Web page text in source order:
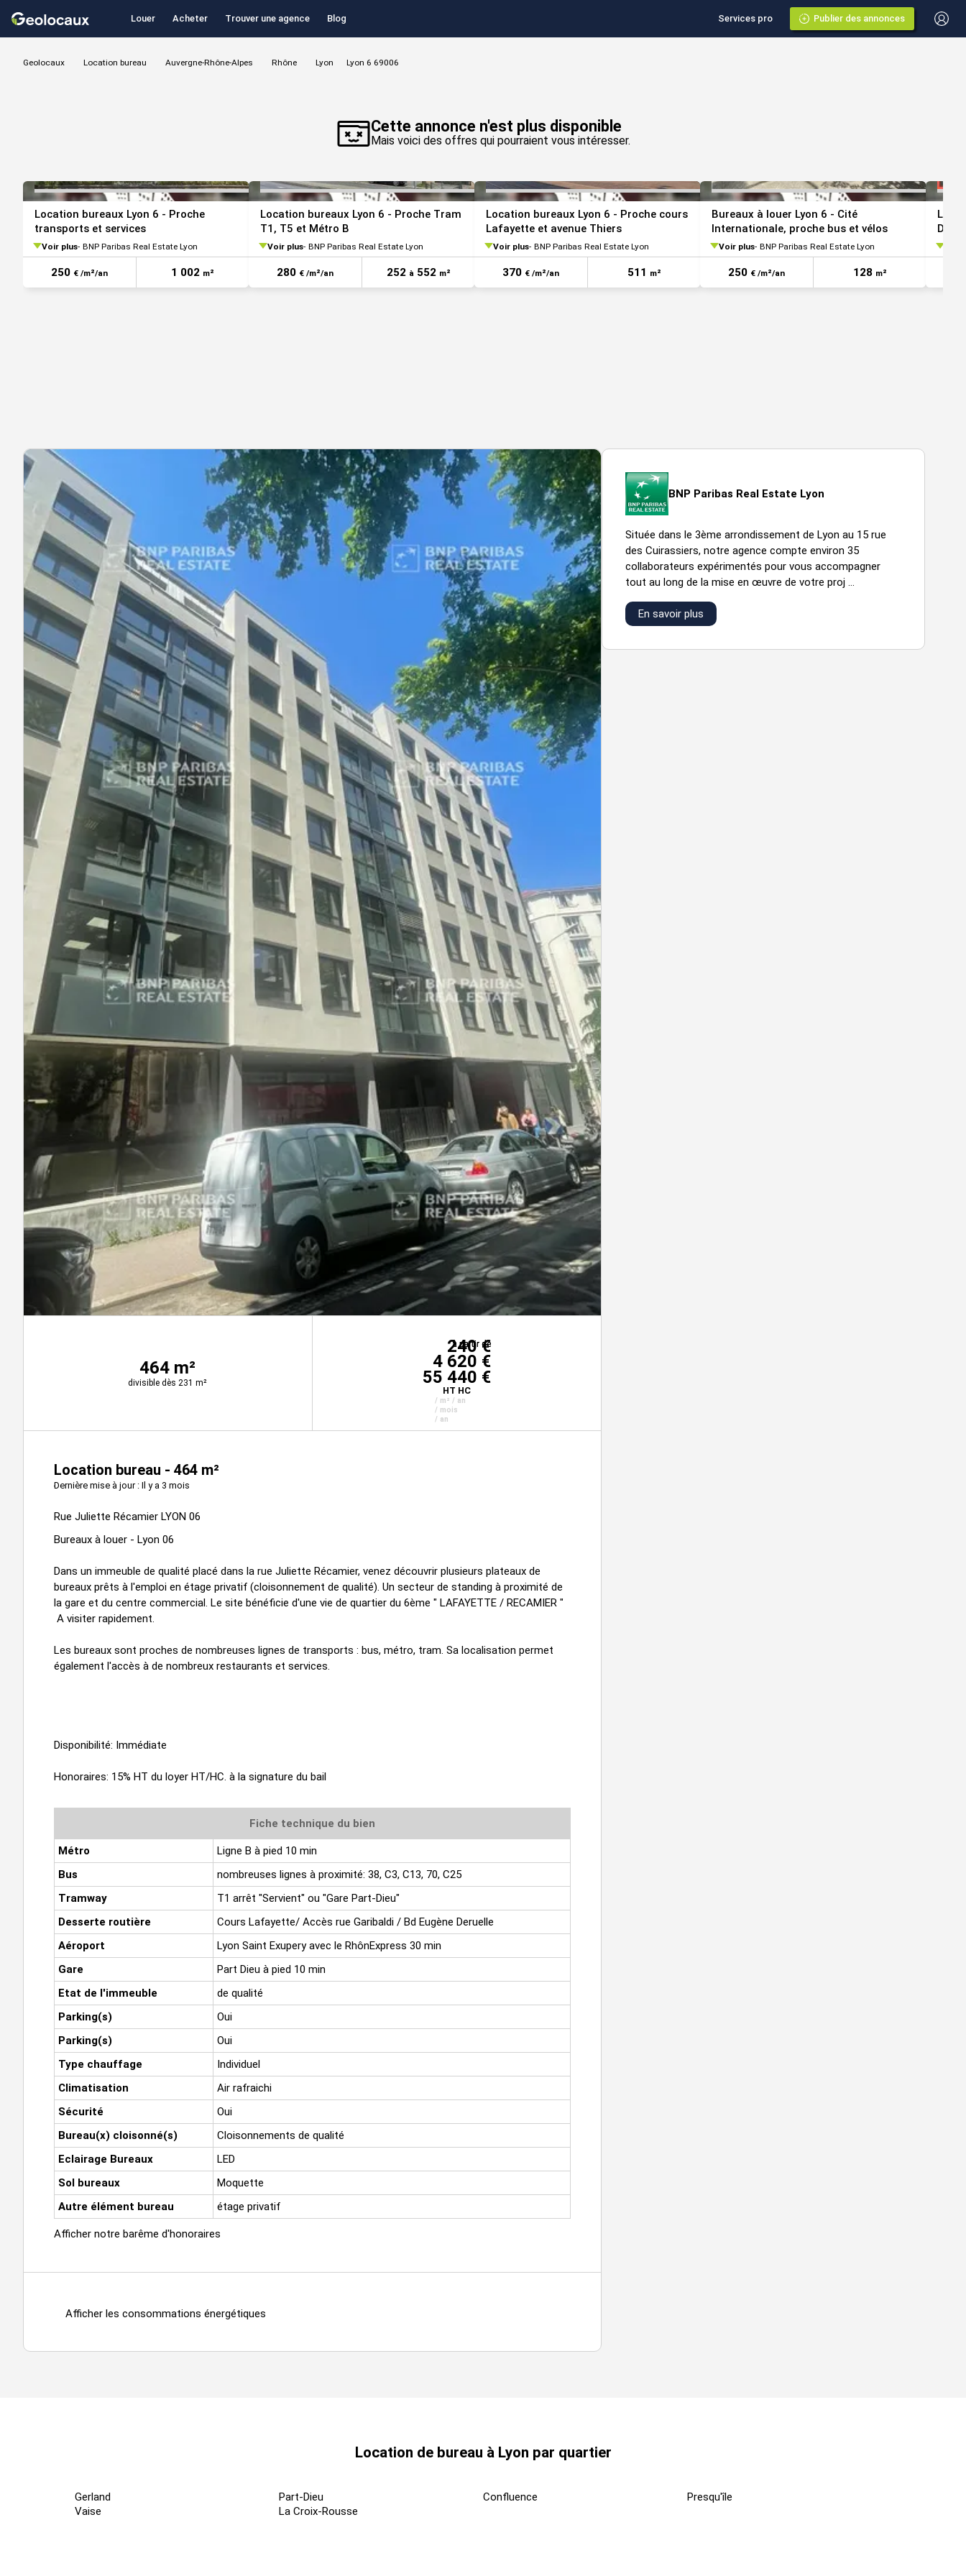
Louer Acheter Trouver une agence Blog Services pro Publier des annonces
Geolocaux Location bureau Auvergne-Rhône-Alpes Rhône Lyon Lyon 6 69006
Cette annonce n'est plus disponible
Mais voici des offres qui pourraient vous intéresser.
Location bureaux Lyon 6 - Proche
transports et services
Voir plus BNP Paribas Real Estate Lyon
250 € /m²/an 1 002 m²
Location bureaux Lyon 6 - Proche Tram
T1, T5 et Métro B
Voir plus BNP Paribas Real Estate Lyon
280 € /m²/an 252 à552 m²
Location bureaux Lyon 6 - Proche cours
Lafayette et avenue Thiers
Voir plus BNP Paribas Real Estate Lyon
370 € /m²/an 511 m²
Bureaux à louer Lyon 6 - Cité
Internationale, proche bus et vélos
Voir plus BNP Paribas Real Estate Lyon
250 € /m²/an 128 m²
Dieu
464 m²
divisible dès 231 m²
à partir de
240 €
à partir de
4 620 €
à partir de
55 440 €
HT HC
/ m² / an
/ mois
/ an
Location bureau - 464 m²
Dernière mise à jour : Il y a 3 mois
Rue Juliette Récamier LYON 06
Bureaux à louer - Lyon 06
Dans un immeuble de qualité placé dans la rue Juliette Récamier, venez découvrir plusieurs plateaux de
bureaux prêts à l'emploi en étage privatif (cloisonnement de qualité). Un secteur de standing à proximité de
la gare et du centre commercial. Le site bénéficie d'une vie de quartier du 6ème " LAFAYETTE / RECAMIER "
A visiter rapidement.
Les bureaux sont proches de nombreuses lignes de transports : bus, métro, tram. Sa localisation permet
également l'accès à de nombreux restaurants et services.
Disponibilité: Immédiate
Honoraires: 15% HT du loyer HT/HC. à la signature du bail
Fiche technique du bien
Métro
Ligne B à pied 10 min
Bus
nombreuses lignes à proximité: 38, C3, C13, 70, C25
Tramway
T1 arrêt "Servient" ou "Gare Part-Dieu"
Desserte routière
Cours Lafayette/ Accès rue Garibaldi / Bd Eugène Deruelle
Aéroport
Lyon Saint Exupery avec le RhônExpress 30 min
Gare
Part Dieu à pied 10 min
Etat de l'immeuble
de qualité
Parking(s)
Oui
Parking(s)
Oui
Type chauffage
Individuel
Climatisation
Air rafraichi
Sécurité
Oui
Bureau(x) cloisonné(s)
Cloisonnements de qualité
Eclairage Bureaux
LED
Sol bureaux
Moquette
Autre élément bureau
étage privatif
Afficher notre barême d'honoraires
Afficher les consommations énergétiques
BNP Paribas Real Estate Lyon
Située dans le 3ème arrondissement de Lyon au 15 rue
des Cuirassiers, notre agence compte environ 35
collaborateurs expérimentés pour vous accompagner
tout au long de la mise en œuvre de votre proj ...
En savoir plus
Location de bureau à Lyon par quartier
Gerland
Vaise
Part-Dieu
La Croix-Rousse
Confluence Presqu'île